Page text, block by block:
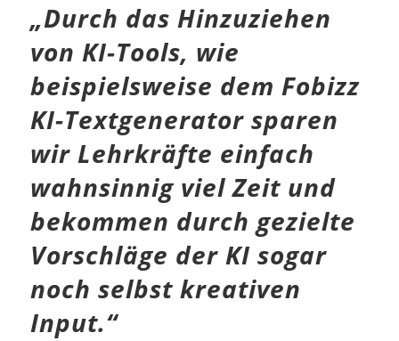
„Durch das Hinzuziehen
von KI-Tools, wie
beispielsweise dem Fobizz
KI-Textgenerator sparen
wir Lehrkräfte einfach
wahnsinnig viel Zeit und
bekommen durch gezielte
Vorschläge der KI sogar
noch selbst kreativen
Input.“